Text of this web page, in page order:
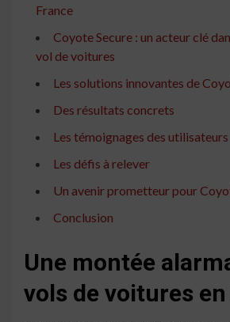
France
Coyote Secure : un acteur clé
vol de voitures
Les solutions innovantes de
Des résultats concrets
Les témoignages des utilisateurs
Les défis à relever
Un avenir prometteur pour
Conclusion
Une montée
vols de voitures